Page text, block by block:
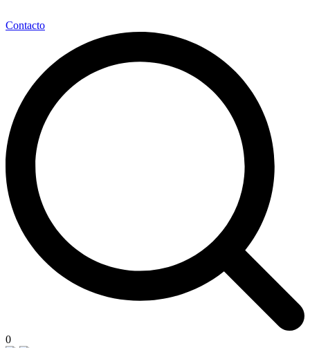
Contacto
0